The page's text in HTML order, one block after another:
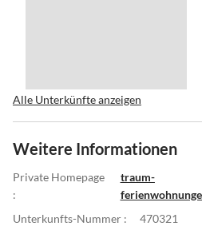
Alle Unterkünfte anzeigen
Weitere Informationen
Private Homepage
:
traum-
Unterkunfts-Nummer :
470321